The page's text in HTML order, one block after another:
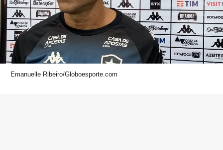
Emanuelle Ribeiro/Globoesporte.com